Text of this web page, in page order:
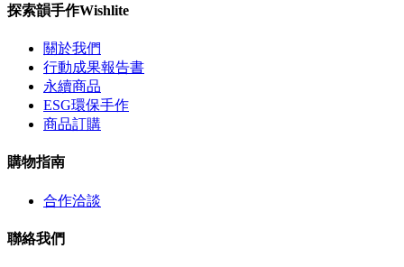
探索韻手作Wishlite
關於我們
行動成果報告書
永續商品
ESG環保手作
商品訂購
購物指南
合作洽談
聯絡我們